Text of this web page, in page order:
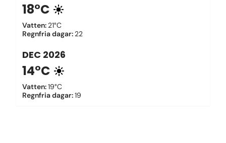
18°C
Vatten: 21°C
Regnfria dagar: 22
DEC 2026
14°C
Vatten:19°C
Regnfria dagar:19